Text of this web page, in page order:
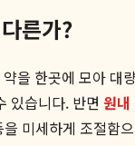
른가?
을 한곳에 모아
있습니다. 반면 원내
미세하게 조절함